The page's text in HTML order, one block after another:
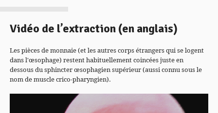
Vidéo de l’extraction (en anglais)
Les pièces de monnaie (et les autres corps étrangers qui se logent
dans l'œsophage) restent habituellement coincées juste en
dessous du sphincter œsophagien supérieur (aussi connu sous le
nom de muscle crico-pharyngien).